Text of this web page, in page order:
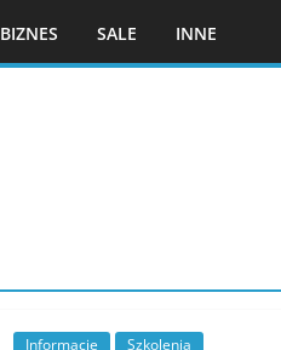
BIZNES SALE INNE
Informacje Szkolenia